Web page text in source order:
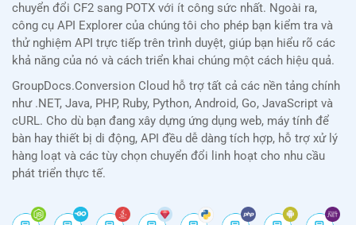
chuyển đổi CF2 sang POTX với ít công sức nhất. Ngoài ra,
công cụ API Explorer của chúng tôi cho phép bạn kiểm tra và
thử nghiệm API trực tiếp trên trình duyệt, giúp bạn hiểu rõ các
khả năng của nó và cách triển khai chúng một cách hiệu quả.
GroupDocs.Conversion Cloud hỗ trợ tất cả các nền tảng chính
như .NET, Java, PHP, Ruby, Python, Android, Go, JavaScript và
cURL. Cho dù bạn đang xây dựng ứng dụng web, máy tính để
bàn hay thiết bị di động, API đều dễ dàng tích hợp, hỗ trợ xử lý
hàng loạt và các tùy chọn chuyển đổi linh hoạt cho nhu cầu
phát triển thực tế.